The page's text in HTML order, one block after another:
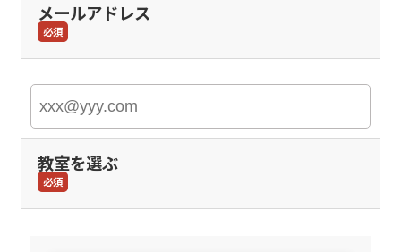
メールアドレス
必須
教室を選ぶ
必須